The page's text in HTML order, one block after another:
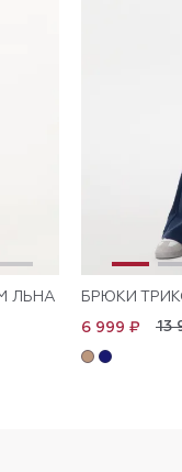
ЛЬНА
БРЮКИ
13
6 999 ₽